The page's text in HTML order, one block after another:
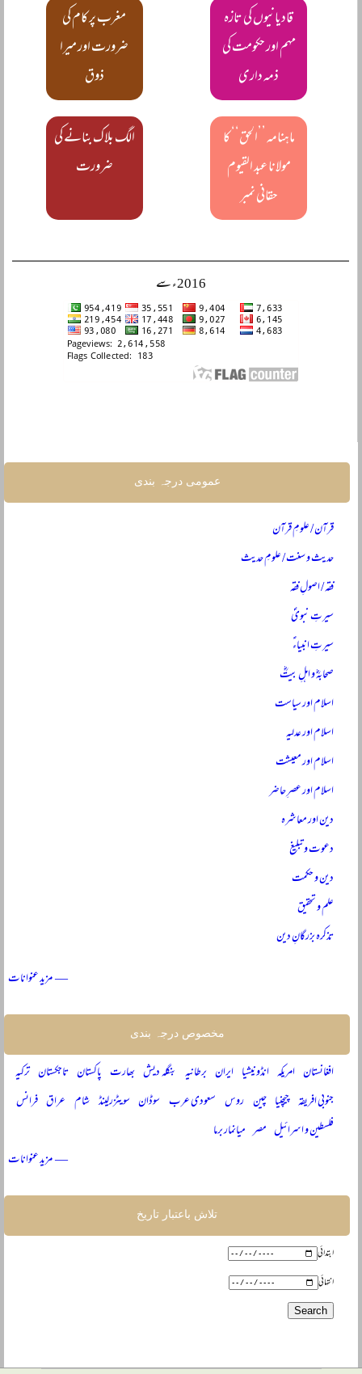
قادیانیوں کی تازہ
مہم اور حکومت کی
ذمہ داری
مغرب پر کام کی
ضرورت اور میرا
ذوق
ماہنامہ ’’الحق‘‘ کا
مولانا عبد القیوم
حقانی نمبر
الگ بلاک بنانے کی
ضرورت
2016ء سے
عمومی درجہ بندی
قرآن / علومِ قرآن
حدیث و سنت / علومِ حدیث
فقہ / اصولِ فقہ
سیرتِ نبویؐ
سیرتِ انبیاءؑ
صحابہؓ و اہلِ بیتؓ
اسلام اور سیاست
اسلام اور عدلیہ
اسلام اور معیشت
اسلام اور عصرِ حاضر
دین اور معاشرہ
دعوت و تبلیغ
دین و حکمت
علم و تحقیق
تذکرہ بزرگانِ دین
— مزید عنوانات
مخصوص درجہ بندی
افغانستان امریکہ انڈونیشیا ایران برطانیہ بنگلہ دیش بھارت پاکستان تاجکستان ترکیہ
جنوبی افریقہ چیچنیا چین روس سعودی عرب سوڈان سویٹزرلینڈ شام عراق فرانس
فلسطین و اسرائیل مصر میانمار برما
— مزید عنوانات
تلاش باعتبار تاریخ
ابتدائی
انتہائی